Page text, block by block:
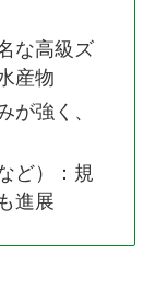
な高級ズ
産物
が強く、
ど）：規
進展